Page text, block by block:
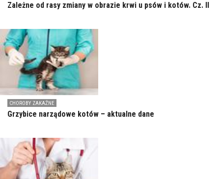
Zależne od rasy zmiany w obrazie krwi u psów i kotów. Cz. II
CHOROBY ZAKAŹNE
Grzybice narządowe kotów – aktualne dane